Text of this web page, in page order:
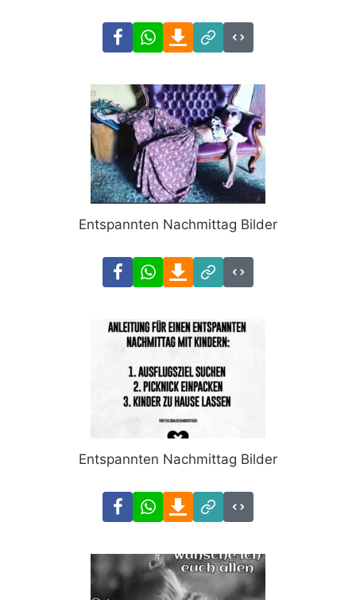
FacebookWhatsAppDownload
Link
Code
Entspannten Nachmittag Bilder
FacebookWhatsAppDownload
Link
Code
Entspannten Nachmittag Bilder
FacebookWhatsAppDownload
Link
Code